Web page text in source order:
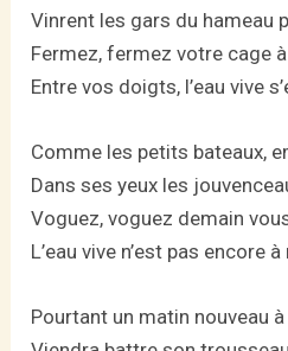
Vinrent les gars du hameau
Fermez, fermez votre cage
Entre vos doigts, l’eau vive
Comme les petits bateaux,
Dans ses yeux les
Voguez, voguez demain
L’eau vive n’est pas encore
Pourtant un matin nouveau à